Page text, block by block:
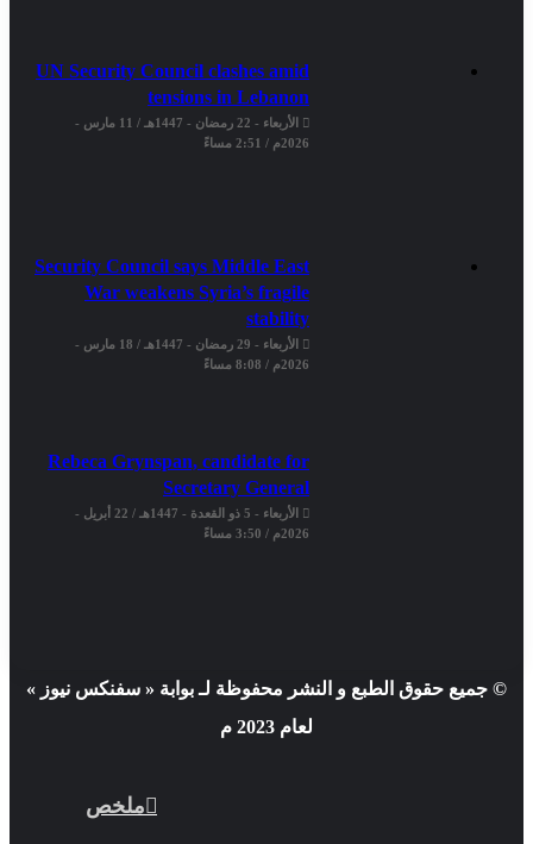
UN Security Council clashes amid
tensions in Lebanon
الأربعاء - 22 رمضان - 1447هـ / 11 مارس -
2026م / 2:51 مساءً
Security Council says Middle East
War weakens Syria’s fragile
stability
الأربعاء - 29 رمضان - 1447هـ / 18 مارس -
2026م / 8:08 مساءً
Rebeca Grynspan, candidate for
Secretary General
الأربعاء - 5 ذو القعدة - 1447هـ / 22 أبريل -
2026م / 3:50 مساءً
© جميع حقوق الطبع و النشر محفوظة لـ بوابة « سفنكس نيوز »
لعام 2023 م
ملخص